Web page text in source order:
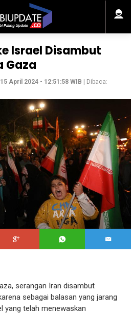
Israel Disambut
Gaza
April 2024 - 12:51:58 WIB | Dibaca:
serangan Iran disambut
sebagai balasan yang jarang
yang telah menewaskan